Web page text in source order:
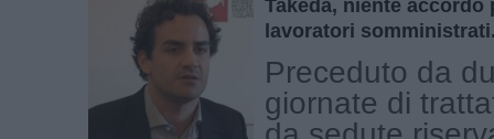
Takeda, niente accordo
lavoratori
Preceduto da
giornate di